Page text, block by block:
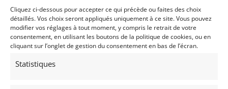
Cliquez ci-dessous pour accepter ce qui précède ou faites des choix
détaillés. Vos choix seront appliqués uniquement à ce site. Vous pouvez
modifier vos réglages à tout moment, y compris le retrait de votre
consentement, en utilisant les boutons de la politique de cookies, ou en
cliquant sur l’onglet de gestion du consentement en bas de l’écran.
Statistiques